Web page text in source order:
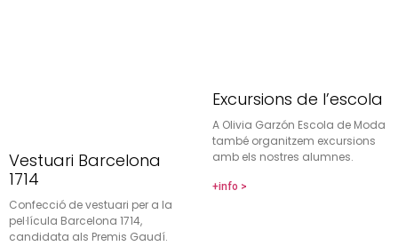
Vestuari Barcelona
1714
Confecció de vestuari per a la
pel·lícula Barcelona 1714,
candidata als Premis Gaudí.
Excursions de l’escola
A Olivia Garzón Escola de Moda
també organitzem excursions
amb els nostres alumnes.
+info >